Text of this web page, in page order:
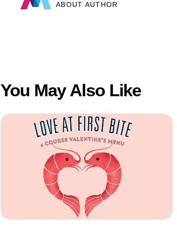
ABOUT AUTHOR
You May Also Like